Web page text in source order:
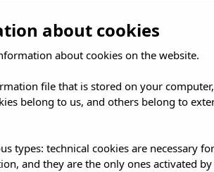
e inequívoco que la información
para la personalización de la
ni publicitarias de ningún tipo. Los
siguientes entidades:
en la siguiente tabla:
about cookies
about cookies on the website.
file that is stored on your
belong to us, and others belong to
types: technical cookies are necessary
and they are the only ones activated